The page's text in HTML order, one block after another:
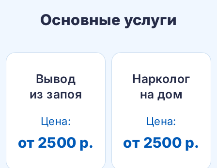
Основные услуги
Вывод
из запоя
Цена:
от 2500 р.
Нарколог
на дом
Цена:
от 2500 р.